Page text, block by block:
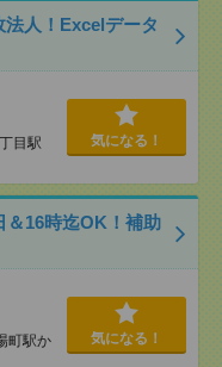
人！Excelデータ
目駅
気になる！
＆16時迄OK！補助
町駅か
気になる！